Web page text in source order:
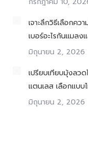
เจาะลึกวิธีเลือกคว
เบอร์อะไรกันแมล
มิถุนายน 2, 2026
เปรียบเทียบมุ้งลว
แตนเลส เลือกแบบ
มิถุนายน 2, 2026